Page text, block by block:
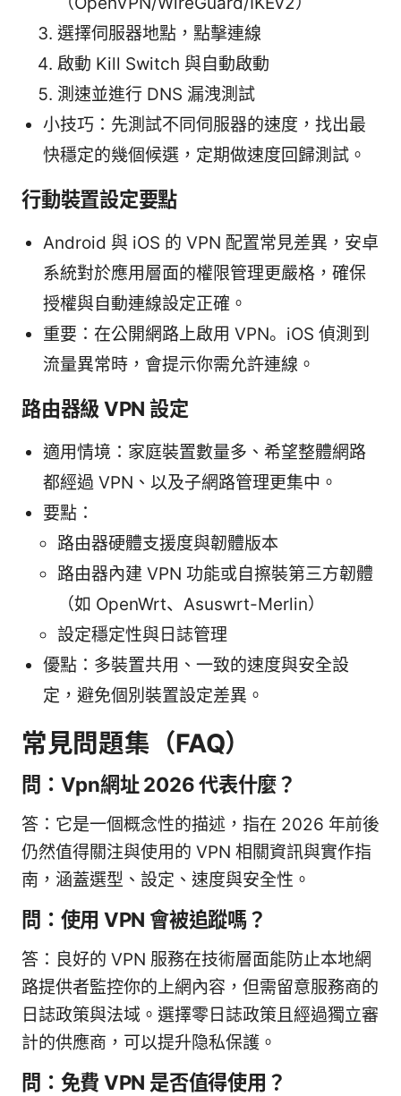
選擇伺服器地點，點擊連線
啟動 Kill Switch 與自動啟動
測速並進行 DNS 漏洩測試
小技巧：先測試不同伺服器的速度，找出最
快穩定的幾個候選，定期做速度回歸測試。
行動裝置設定要點
Android 與 iOS 的 VPN 配置常見差異，安卓
系統對於應用層面的權限管理更嚴格，確保
授權與自動連線設定正確。
重要：在公開網路上啟用 VPN。iOS 偵測到
流量異常時，會提示你需允許連線。
路由器級 VPN 設定
適用情境：家庭裝置數量多、希望整體網路
都經過 VPN、以及子網路管理更集中。
要點：
路由器硬體支援度與韌體版本
路由器內建 VPN 功能或自擦裝第三方韌體
（如 OpenWrt、Asuswrt-Merlin）
設定穩定性與日誌管理
優點：多裝置共用、一致的速度與安全設
定，避免個別裝置設定差異。
常見問題集（FAQ）
問：Vpn網址 2026 代表什麼？
答：它是一個概念性的描述，指在 2026 年前後
仍然值得關注與使用的 VPN 相關資訊與實作指
南，涵蓋選型、設定、速度與安全性。
問：使用 VPN 會被追蹤嗎？
答：良好的 VPN 服務在技術層面能防止本地網
路提供者監控你的上網內容，但需留意服務商的
日誌政策與法域。選擇零日誌政策且經過獨立審
計的供應商，可以提升隐私保護。
問：免費 VPN 是否值得使用？